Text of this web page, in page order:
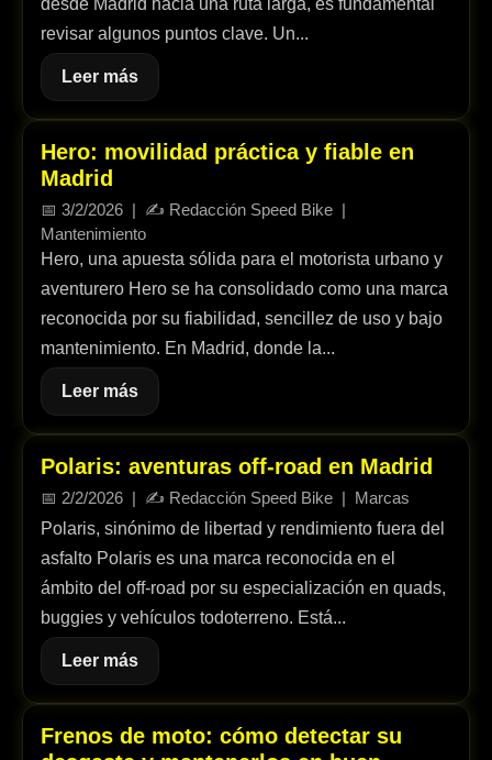
desde Madrid hacia una ruta larga, es fundamental
revisar algunos puntos clave. Un...
Leer más
Hero: movilidad práctica y fiable en
Madrid
📅 3/2/2026 | ✍️ Redacción Speed Bike
Mantenimiento
Hero, una apuesta sólida para el motorista urbano y
aventurero Hero se ha consolidado como una marca
reconocida por su fiabilidad, sencillez de uso y bajo
mantenimiento. En Madrid, donde la...
Leer más
Polaris: aventuras off-road en Madrid
📅 2/2/2026 | ✍️ Redacción Speed Bike Marcas
Polaris, sinónimo de libertad y rendimiento fuera del
asfalto Polaris es una marca reconocida en el
ámbito del off-road por su especialización en quads,
buggies y vehículos todoterreno. Está...
Leer más
Frenos de moto: cómo detectar su